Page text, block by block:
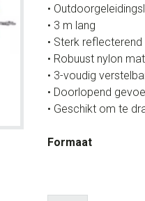
•
• 3 m lang
• Sterk reflecterend
• Robuust nylon
• 3-voudig
• Doorlopend
• Geschikt om te
Formaat